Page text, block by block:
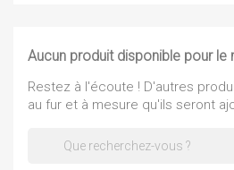
Aucun produit disponible pour le
Restez à l'écoute ! D'autres
au fur et à mesure qu'ils seront